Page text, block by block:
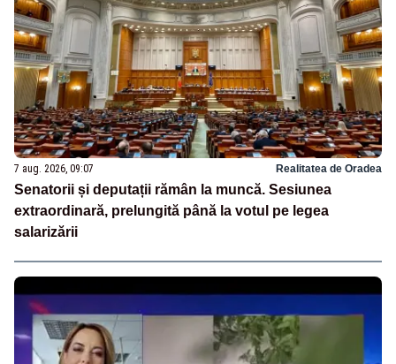
7 aug. 2026, 09:07 Realitatea de Oradea
Senatorii și deputații rămân la muncă. Sesiunea
extraordinară, prelungită până la votul pe legea
salarizării